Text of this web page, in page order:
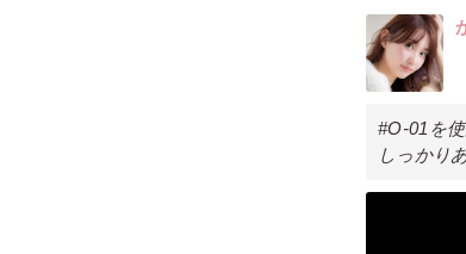
#O-01を
しっかり